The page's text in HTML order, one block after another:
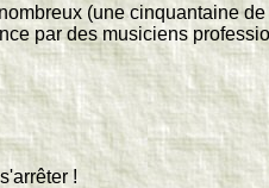
(une cinquantaine
par des musiciens
!